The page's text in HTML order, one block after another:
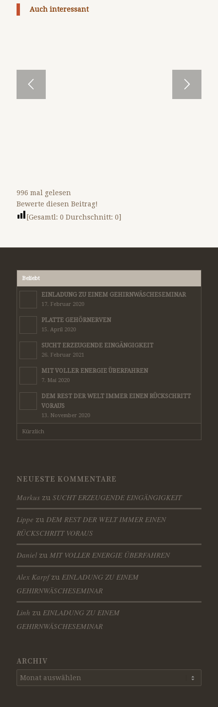
Auch interessant
996 mal gelesen
Bewerte diesen Beitrag!
[Gesamtl: 0 Durchschnitt: 0]
Beliebt
EINLADUNG ZU EINEM GEHIRNWÄSCHESEMINAR
17. Februar 2020
PLATTE GEHÖRNERVEN
15. April 2020
SUCHT ERZEUGENDE EINGÄNGIGKEIT
26. Februar 2021
MIT VOLLER ENERGIE ÜBERFAHREN
7. Mai 2020
DEM REST DER WELT IMMER EINEN RÜCKSCHRITT
VORAUS
13. November 2020
Kürzlich
NEUESTE KOMMENTARE
Markuszu SUCHT ERZEUGENDE EINGÄNGIGKEIT
Lippe zu DEM REST DER WELT IMMER EINEN
RÜCKSCHRITT VORAUS
Danielzu MIT VOLLER ENERGIE ÜBERFAHREN
Alex Karpfzu EINLADUNG ZU EINEM
GEHIRNWÄSCHESEMINAR
Linh zu EINLADUNG ZU EINEM
GEHIRNWÄSCHESEMINAR
ARCHIV